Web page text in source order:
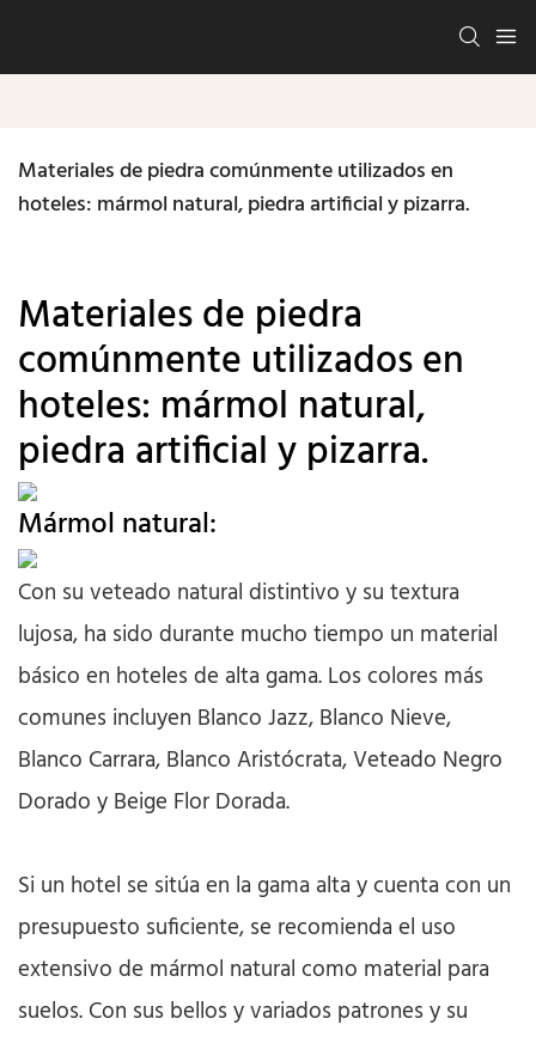
Materiales de piedra comúnmente utilizados en
hoteles: mármol natural, piedra artificial y pizarra.
Materiales de piedra
comúnmente utilizados en
hoteles: mármol natural,
piedra artificial y pizarra.
Mármol natural:
Con su veteado natural distintivo y su textura
lujosa, ha sido durante mucho tiempo un material
básico en hoteles de alta gama. Los colores más
comunes incluyen Blanco Jazz, Blanco Nieve,
Blanco Carrara, Blanco Aristócrata, Veteado Negro
Dorado y Beige Flor Dorada.
Si un hotel se sitúa en la gama alta y cuenta con un
presupuesto suficiente, se recomienda el uso
extensivo de mármol natural como material para
suelos. Con sus bellos y variados patrones y su